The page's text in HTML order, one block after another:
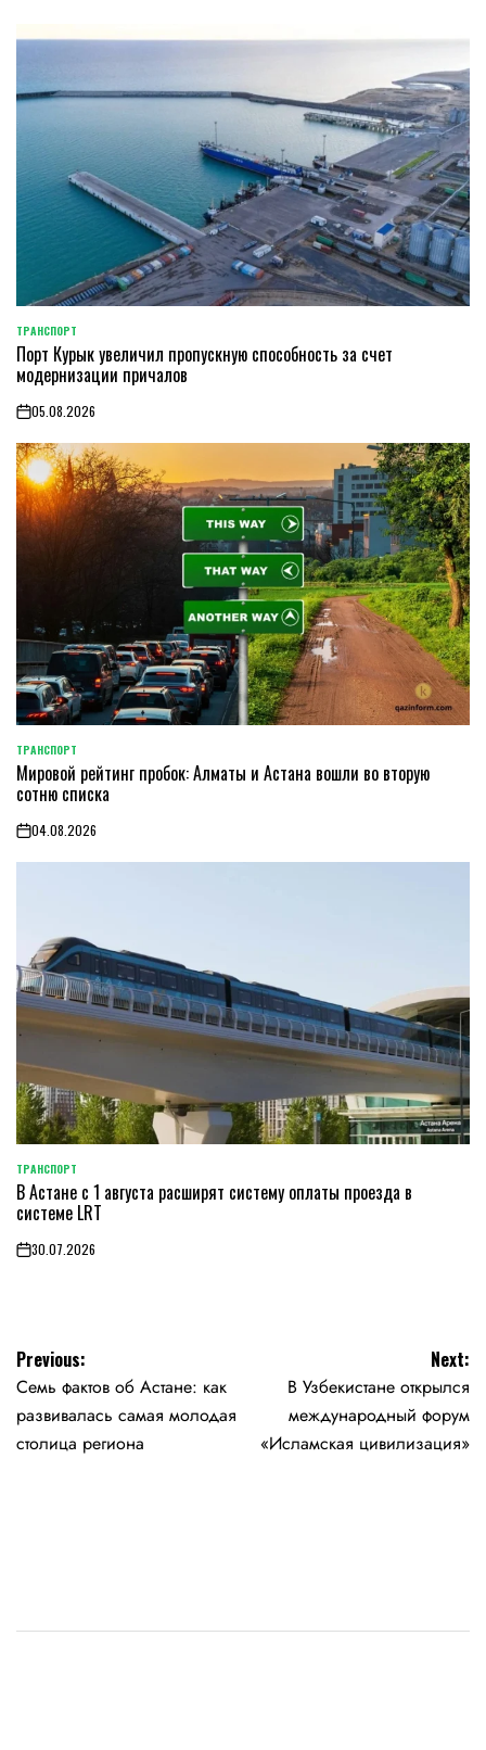
POSTED
IN
ТРАНСПОРТ
Порт Курык увеличил пропускную способность за счет
модернизации причалов
on05.08.2026
POSTED
IN
ТРАНСПОРТ
Мировой рейтинг пробок: Алматы и Астана вошли во вторую
сотню списка
on04.08.2026
POSTED
IN
ТРАНСПОРТ
В Астане с 1 августа расширят систему оплаты проезда в
системе LRT
on30.07.2026
Навигация
по
записям
Previous:
Семь фактов об Астане: как
развивалась самая молодая
столица региона
Next:
В Узбекистане открылся
международный форум
«Исламская цивилизация»